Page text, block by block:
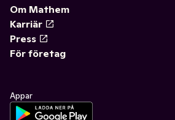
Om Mathem
Karriär
Press
För företag
Appar